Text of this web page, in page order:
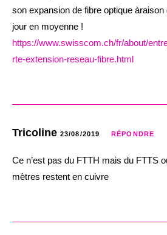
son expansion de fibre optique àraison
jour en moyenne !
https://www.swisscom.ch/fr/about/
rte-extension-reseau-fibre.html
Tricoline 23/08/2019 RÉPONDRE
Ce n’est pas du FTTH mais du FTTS
mètres restent en cuivre